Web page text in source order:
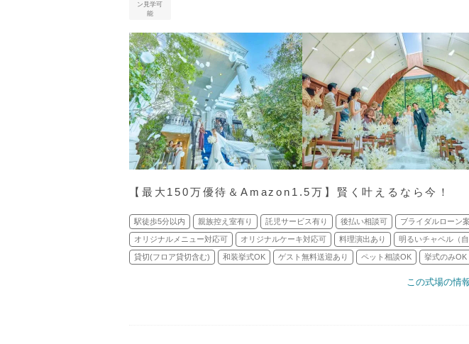
ン見学可
能
【最⼤150万優待＆Amazon1.5万】賢く叶えるなら今！
駅徒歩5分以内 親族控え室有り 託児サービス有り 後払い相談可 ブライダルローン
オリジナルメニュー対応可 オリジナルケーキ対応可 料理演出あり 明るいチャペル（自
貸切(フロア貸切含む) 和装挙式OK ゲスト無料送迎あり ペット相談OK 挙式のみOK
この式場の情